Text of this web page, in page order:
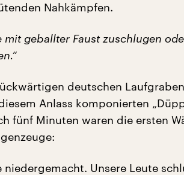
Nahkämpfen.
mit geballter Faust zuschlugen
deutschen
Anlass komponierten
fünf Minuten waren die ersten
niedergemacht. Unsere Leute